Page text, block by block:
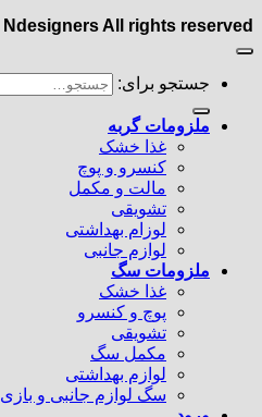
Ndesigners All rights reserved
جستجو برای:
ملزومات گربه
غذا خشک
کنسرو و پوچ
مالت و مکمل
تشویقی
لوزام بهداشتی
لوازم جانبی
ملزومات سگ
غذا خشک
پوچ و کنسرو
تشویقی
مکمل سگ
لوازم بهداشتی
سگ لوازم جانبی و بازی